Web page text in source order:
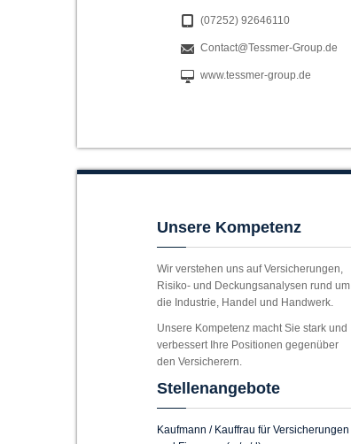
(07252) 92646110
Contact@Tessmer-Group.de
www.tessmer-group.de
Unsere Kompetenz
Wir verstehen uns auf Versicherungen,
Risiko- und Deckungsanalysen rund um
die Industrie, Handel und Handwerk.
Unsere Kompetenz macht Sie stark und
verbessert Ihre Positionen gegenüber
den Versicherern.
Stellenangebote
Kaufmann / Kauffrau für Versicherungen